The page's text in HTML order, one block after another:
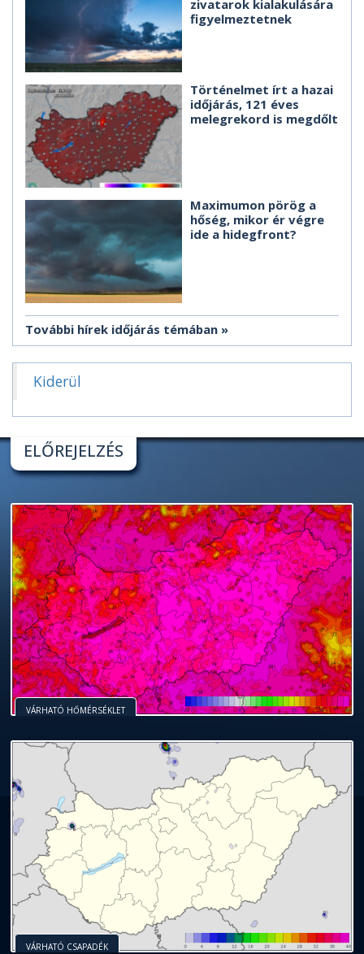
zivatarok kialakulására
figyelmeztetnek
Történelmet írt a hazai
időjárás, 121 éves
melegrekord is megdőlt
Maximumon pörög a
hőség, mikor ér végre
ide a hidegfront?
További hírek időjárás témában
Kiderül
ELŐREJELZÉS
VÁRHATÓ HŐMÉRSÉKLET
VÁRHATÓ CSAPADÉK